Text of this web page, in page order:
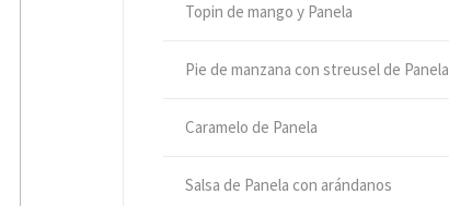
Topin de mango y Panela
Pie de manzana con streusel de Panela
Caramelo de Panela
Salsa de Panela con arándanos